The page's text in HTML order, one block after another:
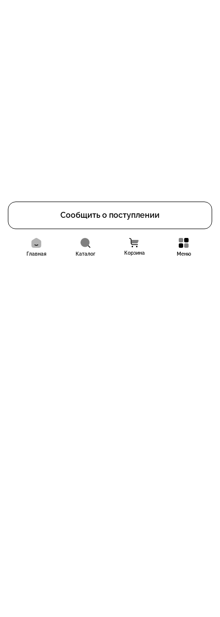
Сообщить о поступлении
Главная Каталог Корзина Меню